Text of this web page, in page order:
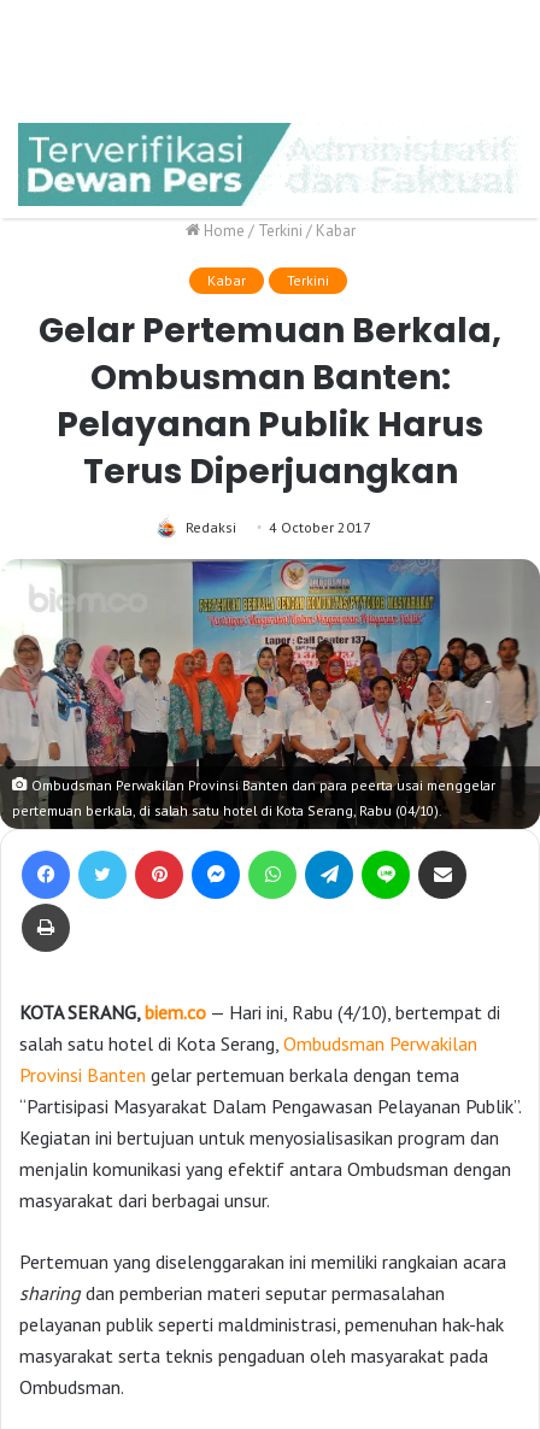
Home / Terkini / Kabar
Kabar Terkini
Gelar Pertemuan Berkala,
Ombusman Banten:
Pelayanan Publik Harus
Terus Diperjuangkan
Redaksi 4 October 2017
Ombudsman Perwakilan Provinsi Banten dan para peerta usai menggelar
pertemuan berkala, di salah satu hotel di Kota Serang, Rabu (04/10).
KOTA SERANG,biem.co — Hari ini, Rabu (4/10), bertempat di
salah satu hotel di Kota Serang, Ombudsman Perwakilan
Provinsi Banten gelar pertemuan berkala dengan tema
“Partisipasi Masyarakat Dalam Pengawasan Pelayanan Publik”.
Kegiatan ini bertujuan untuk menyosialisasikan program dan
menjalin komunikasi yang efektif antara Ombudsman dengan
masyarakat dari berbagai unsur.
Pertemuan yang diselenggarakan ini memiliki rangkaian acara
sharingdan pemberian materi seputar permasalahan
pelayanan publik seperti maldministrasi, pemenuhan hak-hak
masyarakat serta teknis pengaduan oleh masyarakat pada
Ombudsman.